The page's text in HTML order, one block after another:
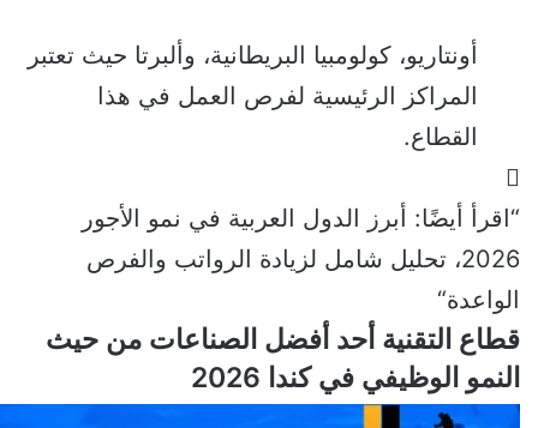
أونتاريو، كولومبيا البريطانية، وألبرتا حيث تعتبر
المراكز الرئيسية لفرص العمل في هذا
القطاع.
“اقرأ أيضًا: أبرز الدول العربية في نمو الأجور
2026، تحليل شامل لزيادة الرواتب والفرص
الواعدة“
قطاع التقنية أحد أفضل الصناعات من حيث
النمو الوظيفي في كندا 2026